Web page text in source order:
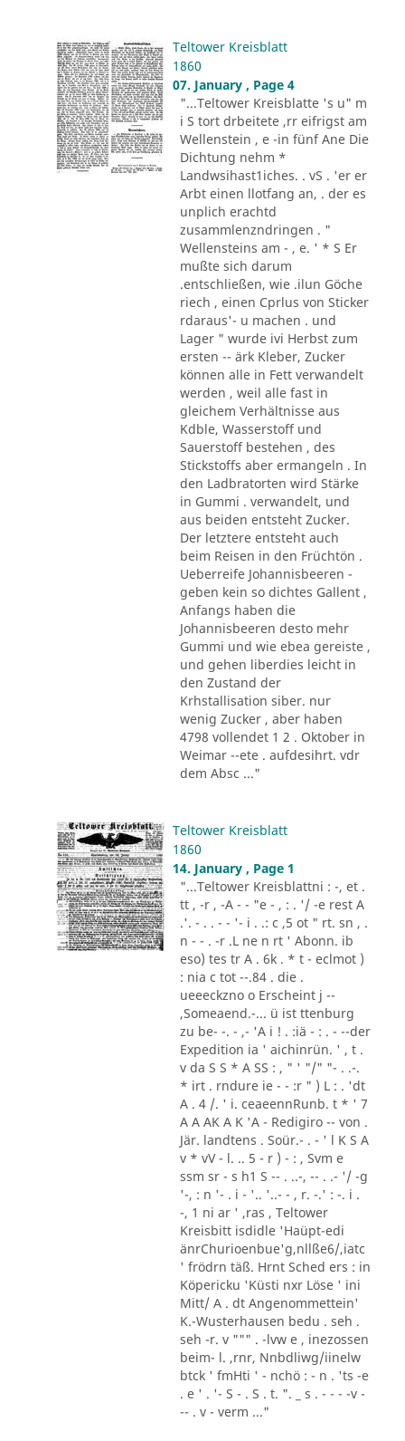
Teltower Kreisblatt
1860
07. January , Page 4
"...Teltower Kreisblatte 's u" m
i S tort drbeitete ,rr eifrigst am
Wellenstein , e -in fünf Ane Die
Dichtung nehm *
Landwsihast1iches. . vS . 'er er
Arbt einen llotfang an, . der es
unplich erachtd
zusammlenzndringen . "
Wellensteins am - , e. ' * S Er
mußte sich darum
.entschließen, wie .ilun Göche
riech , einen Cprlus von Sticker
rdaraus'- u machen . und
Lager " wurde ivi Herbst zum
ersten -- ärk Kleber, Zucker
können alle in Fett verwandelt
werden , weil alle fast in
gleichem Verhältnisse aus
Kdble, Wasserstoff und
Sauerstoff bestehen , des
Stickstoffs aber ermangeln . In
den Ladbratorten wird Stärke
in Gummi . verwandelt, und
aus beiden entsteht Zucker.
Der letztere entsteht auch
beim Reisen in den Früchtön .
Ueberreife Johannisbeeren -
geben kein so dichtes Gallent ,
Anfangs haben die
Johannisbeeren desto mehr
Gummi und wie ebea gereiste ,
und gehen liberdies leicht in
den Zustand der
Krhstallisation siber. nur
wenig Zucker , aber haben
4798 vollendet 1 2 . Oktober in
Weimar --ete . aufdesihrt. vdr
dem Absc ..."
Teltower Kreisblatt
1860
14. January , Page 1
"...Teltower Kreisblattni : -, et .
tt , -r , -A - - "e - , : . '/ -e rest A
.'. - . . - - '- i . .: c ,5 ot " rt. sn , .
n - - . -r .L ne n rt ' Abonn. ib
eso) tes tr A . 6k . * t - eclmot )
: nia c tot --.84 . die .
ueeeckzno o Erscheint j --
,Someaend.-... ü ist ttenburg
zu be- -. - ,- 'A i ! . :iä - : . - --der
Expedition ia ' aichinrün. ' , t .
v da S S * A SS : , " ' "/" "- . .-.
* irt . rndure ie - - :r " ) L : . 'dt
A . 4 /. ' i. ceaeennRunb. t * ' 7
A A AK A K 'A - Redigiro -- von .
Jär. landtens . Soür.- . - ' l K S A
v * vV - l. .. 5 - r ) - : , Svm e
ssm sr - s h1 S -- . ..-, -- . .- '/ -g
'-, : n '- . i - '.. '..- - , r. -.' : -. i .
-, 1 ni ar ' ,ras , Teltower
Kreisbitt isdidle 'Haüpt-edi
änrChurioenbue'g,nllße6/,iatc
' frödrn täß. Hrnt Sched ers : in
Köpericku 'Küsti nxr Löse ' ini
Mitt/ A . dt Angenommettein'
K.-Wusterhausen bedu . seh .
seh -r. v """ . -lvw e , inezossen
beim- l. ,rnr, Nnbdliwg/iinelw
btck ' fmHti ' - nchö : - n . 'ts -e
. e ' . '- S - . S . t. ". _ s . - - - -v -
-- . v - verm ..."